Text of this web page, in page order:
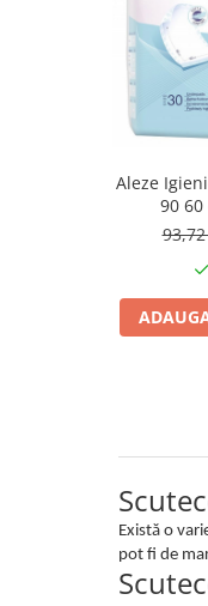
Aleze
90
Există o
pot fi de